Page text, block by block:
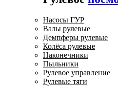
Насосы ГУР
Валы рулевые
Демпферы рулевые
Колёса рулевые
Наконечники
Пыльники
Рулевое управление
Рулевые тяги